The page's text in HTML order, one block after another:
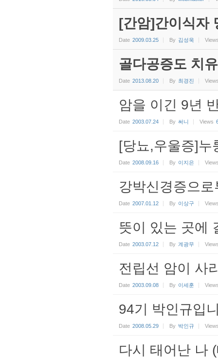
[간암]간이식자
Date 2009.03.25 By 김성욱
골다공증도 치
Date 2013.08.20 By 최경진
암을 이긴 9년
Date 2003.07.24 By 써니 Views
[당뇨,우울증]누
Date 2008.09.16 By 이지은
강박신경증으
Date 2007.01.12 By 이상구
뜻이 있는 곳에
Date 2003.07.12 By 계광무
전립선 암이 사
Date 2003.09.08 By 이세훈
94기 박인규입
Date 2008.05.29 By 박인규
다시 태어난 나